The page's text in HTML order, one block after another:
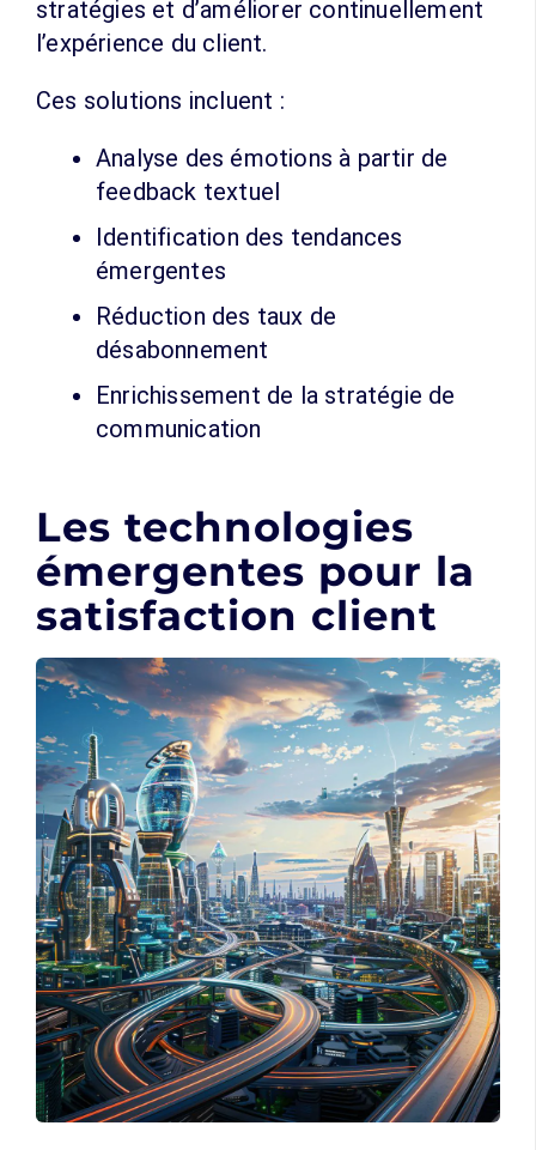
stratégies et d’améliorer continuellement
l’expérience du client.
Ces solutions incluent :
Analyse des émotions à partir de
feedback textuel
Identification des tendances
émergentes
Réduction des taux de
désabonnement
Enrichissement de la stratégie de
communication
Les technologies
émergentes pour la
satisfaction client